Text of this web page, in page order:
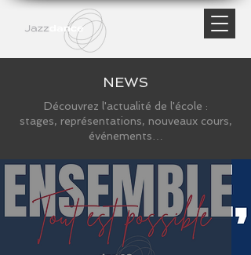
NEWS
Découvrez l'actualité de l'école :
stages, représentations, nouveaux cours,
événements…